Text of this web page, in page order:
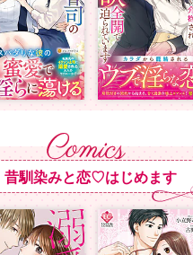
昔馴染みと恋♡はじめます